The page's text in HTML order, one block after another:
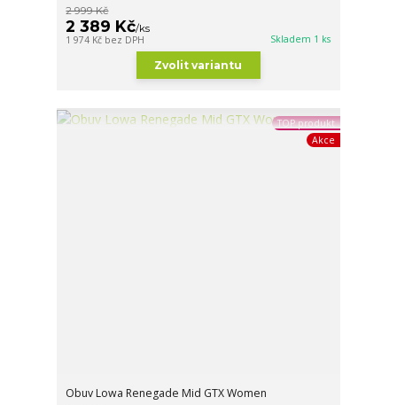
2 999 Kč
2 389 Kč/ks
1 974 Kč bez DPH Skladem 1 ks
Zvolit variantu
TOP produkt
Akce
Obuv Lowa Renegade Mid GTX Women